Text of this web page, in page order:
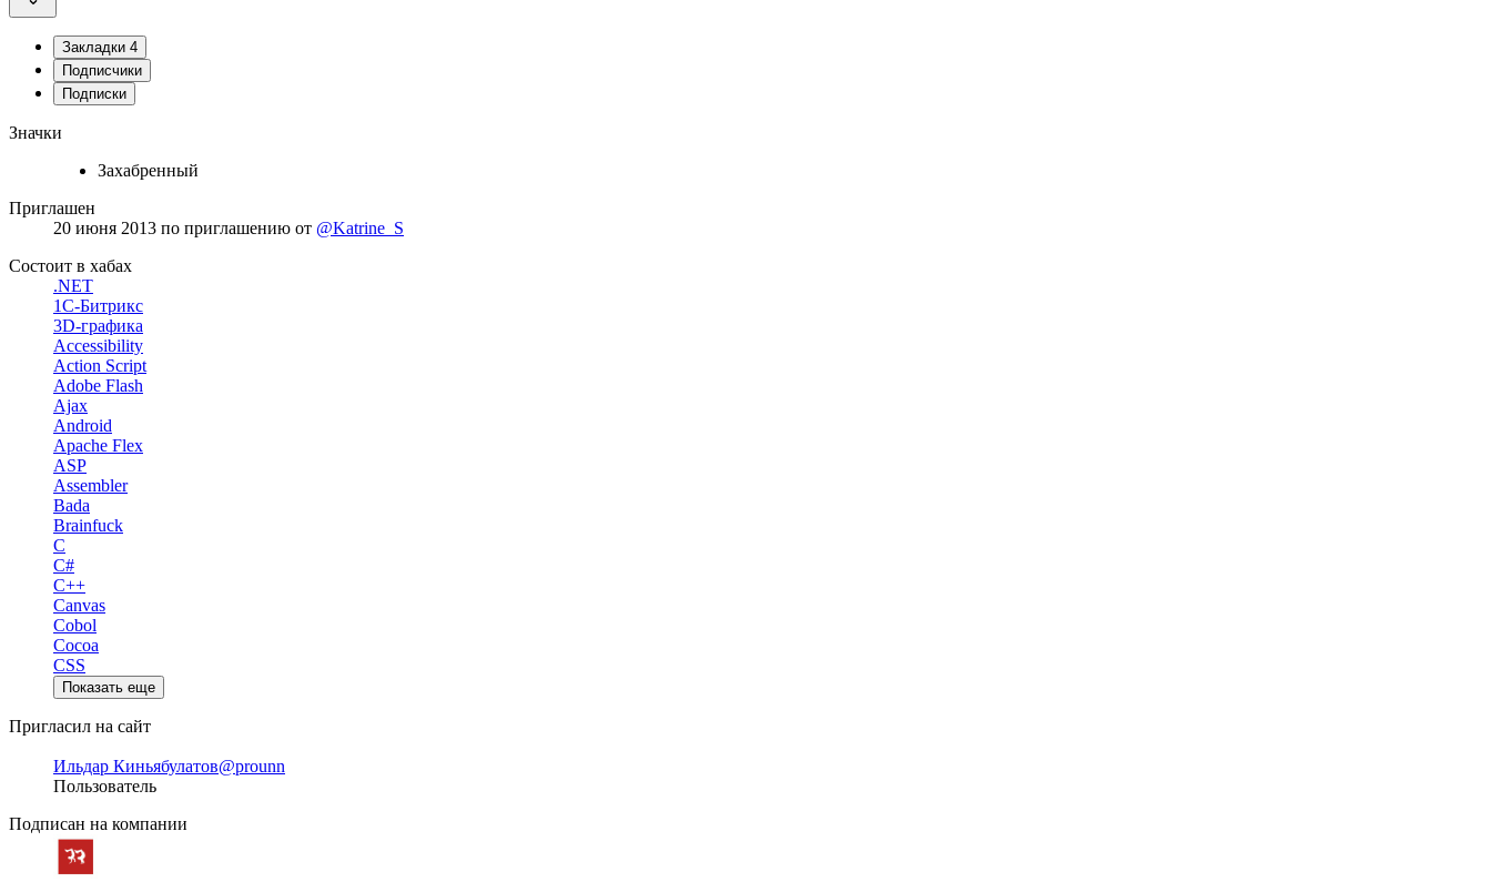
Закладки 4
Подписчики
Подписки
Значки
Захабренный
Приглашен
20 июня 2013 по приглашению от @Katrine_S
Состоит в хабах
.NET
1С-Битрикс
3D-графика
Accessibility
Action Script
Adobe Flash
Ajax
Android
Apache Flex
ASP
Assembler
Bada
Brainfuck
C
C#
C++
Canvas
Cobol
Cocoa
CSS
Показать еще
Пригласил на сайт
Ильдар Киньябулатов@prounn
Пользователь
Подписан на компании